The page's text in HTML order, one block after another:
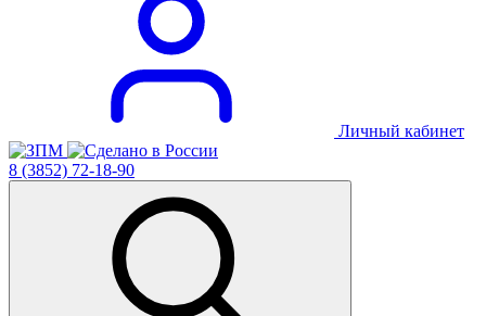
Личный кабинет
8 (3852) 72-18-90